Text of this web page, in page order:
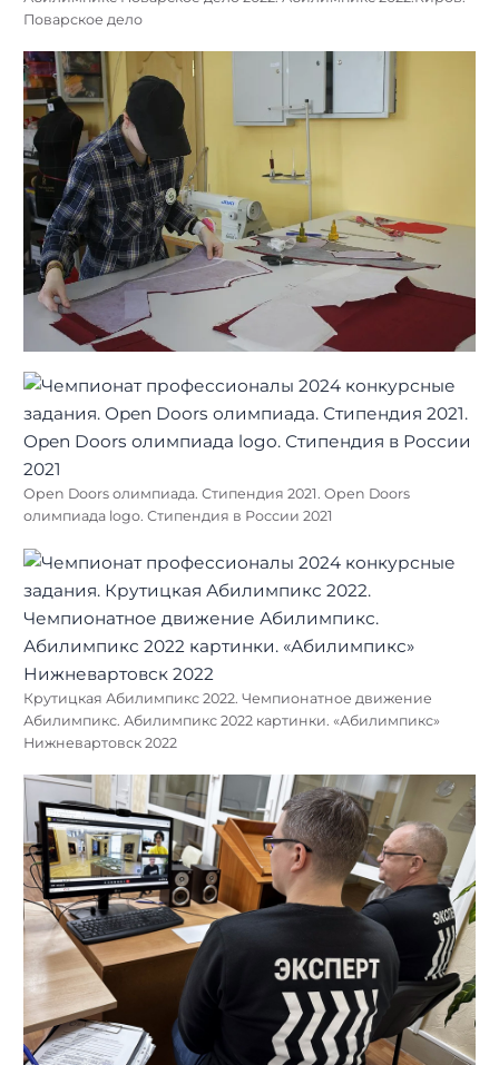
Поварское дело
Open Doors олимпиада. Стипендия 2021. Open Doors
олимпиада logo. Стипендия в России 2021
Крутицкая Абилимпикс 2022. Чемпионатное движение
Абилимпикс. Абилимпикс 2022 картинки. «Абилимпикс»
Нижневартовск 2022